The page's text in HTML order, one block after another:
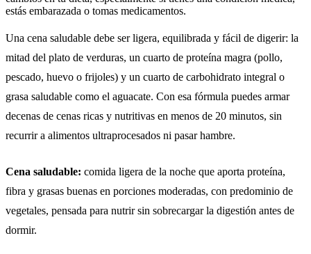
estás embarazada o tomas medicamentos.
Una cena saludable debe ser ligera, equilibrada y fácil de digerir: la
mitad del plato de verduras, un cuarto de proteína magra (pollo,
pescado, huevo o frijoles) y un cuarto de carbohidrato integral o
grasa saludable como el aguacate. Con esa fórmula puedes armar
decenas de cenas ricas y nutritivas en menos de 20 minutos, sin
recurrir a alimentos ultraprocesados ni pasar hambre.
Cena saludable: comida ligera de la noche que aporta proteína,
fibra y grasas buenas en porciones moderadas, con predominio de
vegetales, pensada para nutrir sin sobrecargar la digestión antes de
dormir.